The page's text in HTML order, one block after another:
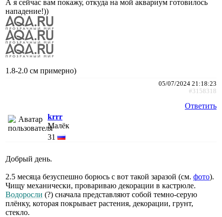
А я сейчас вам покажу, откуда на мой аквариум готовилось
нападение!))
1.8-2.0 см примерно)
05/07/2024 21:18:23
#3158318
Ответить
krrr
Малёк
31
Добрый день.
2.5 месяца безуспешно борюсь с вот такой заразой (см. фото).
Чищу механически, провариваю декорации в кастрюле.
Водоросли (?) сначала представляют собой темно-серую
плёнку, которая покрывает растения, декорации, грунт,
стекло.